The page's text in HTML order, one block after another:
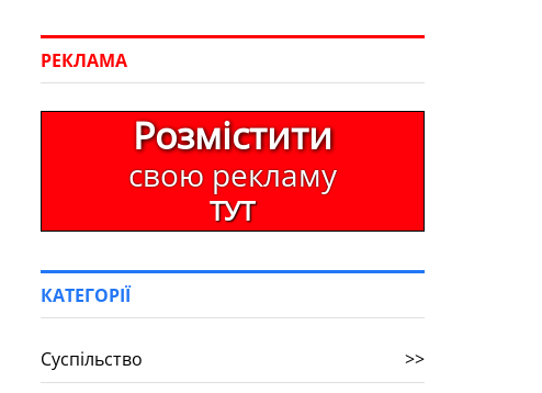
РЕКЛАМА
Розмістити
свою рекламу
ТУТ
КАТЕГОРІЇ
Суспільство
>>